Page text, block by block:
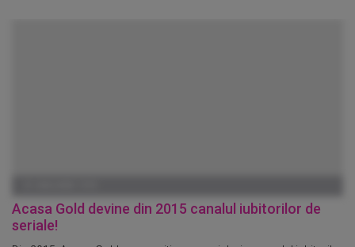
Acasa Gold devine din 2015 canalul iubitorilor de
seriale!